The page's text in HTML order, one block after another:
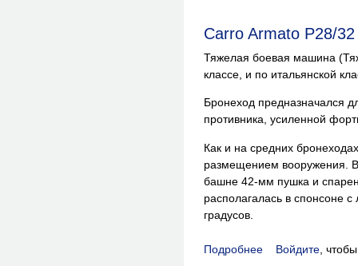
Carro Armato P28/32
Тяжелая боевая машина
классе, и по итальянской
Бронеход предназначался
противника, усиленной
Как и на средних
размещением вооружения.
башне 42-мм пушка и
располагалась в спонсоне
градусов.
Подробнее о Carro Armato P28/
Войдите ,